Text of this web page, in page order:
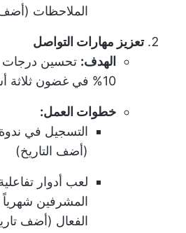
الملاحظات (أضف
تعزيز مهارات التواصل
الهدف: تحسين درجات
10% في غضون ثلاثة أشهر
خطوات العمل:
التسجيل في
(أضف التاريخ)
لعب أدوار
المشرفين
الفعال (أضف